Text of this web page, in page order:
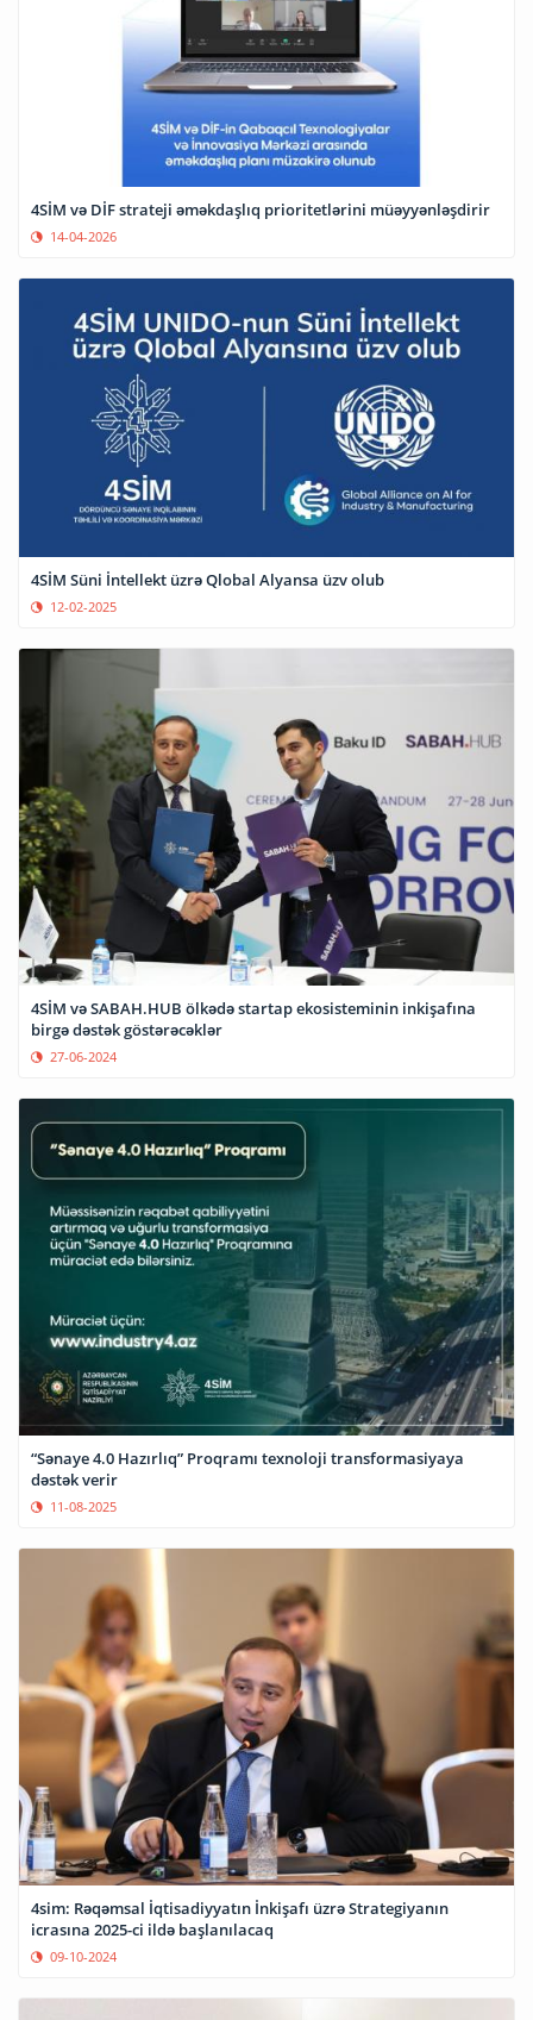
4SİM və DİF strateji əməkdaşlıq prioritetlərini müəyyənləşdirir
14-04-2026
4SİM Süni İntellekt üzrə Qlobal Alyansa üzv olub
12-02-2025
4SİM və SABAH.HUB ölkədə startap ekosisteminin inkişafına
birgə dəstək göstərəcəklər
27-06-2024
“Sənaye 4.0 Hazırlıq” Proqramı texnoloji transformasiyaya
dəstək verir
11-08-2025
4sim: Rəqəmsal İqtisadiyyatın İnkişafı üzrə Strategiyanın
icrasına 2025-ci ildə başlanılacaq
09-10-2024